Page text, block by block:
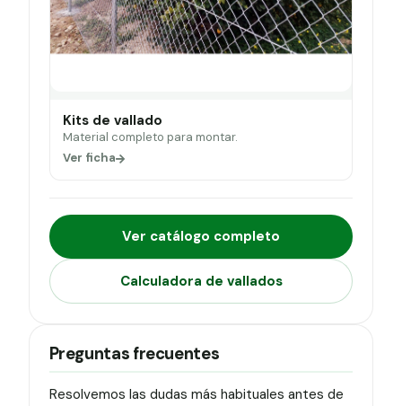
Kits de vallado
Material completo para montar.
Ver ficha
Ver catálogo completo
Calculadora de vallados
Preguntas frecuentes
Resolvemos las dudas más habituales antes de